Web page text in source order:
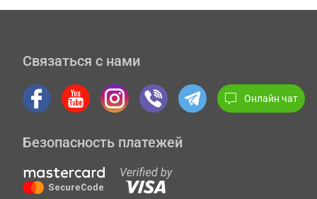
Связаться с нами
Онлайн чат
Безопасность платежей